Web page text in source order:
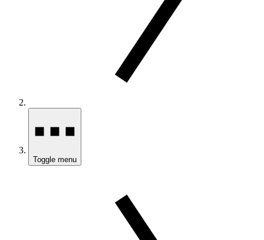
Toggle menu